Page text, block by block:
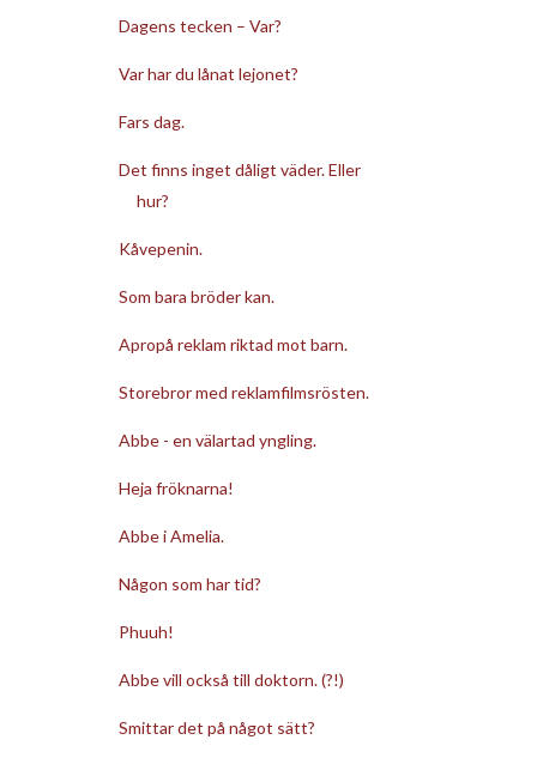
Dagens tecken – Var?
Var har du lånat lejonet?
Fars dag.
Det finns inget dåligt väder. Eller
hur?
Kåvepenin.
Som bara bröder kan.
Apropå reklam riktad mot barn.
Storebror med reklamfilmsrösten.
Abbe - en välartad yngling.
Heja fröknarna!
Abbe i Amelia.
Någon som har tid?
Phuuh!
Abbe vill också till doktorn. (?!)
Smittar det på något sätt?